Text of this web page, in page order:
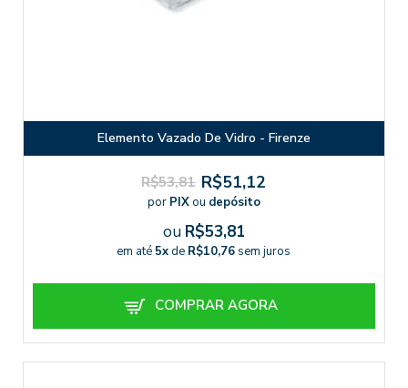
Elemento Vazado De Vidro - Firenze
R$53,81 R$51,12
por PIXou depósito
ou R$53,81
em até 5xde R$10,76 sem juros
COMPRAR AGORA